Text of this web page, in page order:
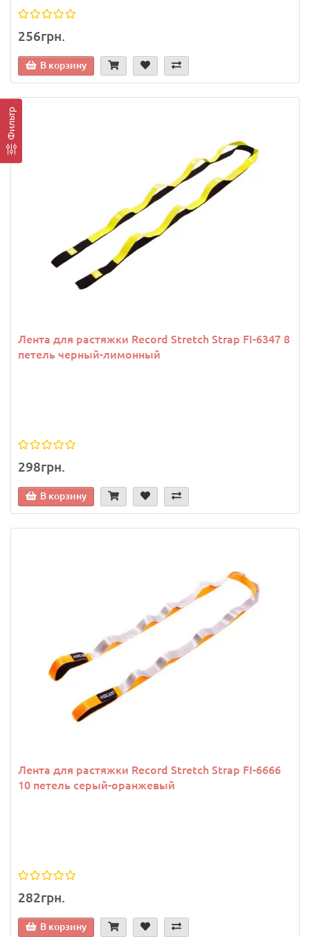
Фильтр
256грн.
В корзину
Лента для растяжки Record Stretch Strap FI-6347 8
петель черный-лимонный
298грн.
В корзину
Лента для растяжки Record Stretch Strap FI-6666
10 петель серый-оранжевый
282грн.
В корзину